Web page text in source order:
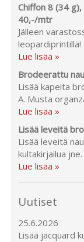
Chiffon 8 (34
40,-/mtr
Jälleen
leopardiprintillä!
Lue lisää »
Brodeerattu
Lisää kapeita
A. Musta
Lue lisää »
Lisää leveitä
Lisää leveitä
kultakirjailua jne.
Lue lisää »
Uutiset
25.6.2026
Lisää jacquard